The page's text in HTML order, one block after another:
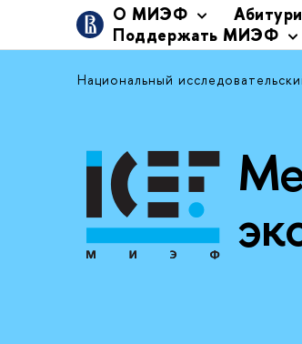
О МИЭФ
Поддержать МИЭФ
Национальный